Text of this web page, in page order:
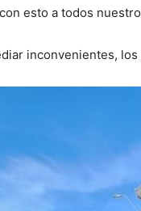
esto a todos
inconvenientes,